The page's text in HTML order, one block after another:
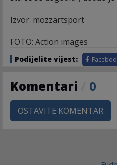
Izvor: mozzartsport
FOTO: Action images
Podijelite vijest:
Komentari 0
OSTAVITE KOMENTAR